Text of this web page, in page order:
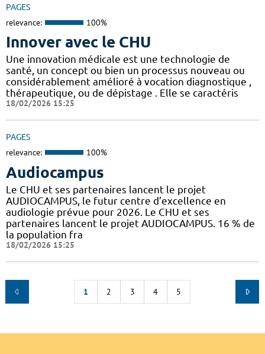
PAGES
relevance: 100%
Innover avec le CHU
Une innovation médicale est une technologie de
santé, un concept ou bien un processus nouveau ou
considérablement amélioré à vocation diagnostique ,
thérapeutique, ou de dépistage . Elle se caractéris
18/02/2026 15:25
PAGES
relevance: 100%
Audiocampus
Le CHU et ses partenaires lancent le projet
AUDIOCAMPUS, le futur centre d’excellence en
audiologie prévue pour 2026. Le CHU et ses
partenaires lancent le projet AUDIOCAMPUS. 16 % de
la population fra
18/02/2026 15:25
1 2 3 4 5